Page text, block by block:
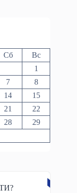
Сб
Вс
1
7
8
14
15
21
22
28
29